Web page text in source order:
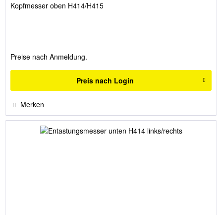
Kopfmesser oben H414/H415
Preise nach Anmeldung.
Preis nach Login
Merken